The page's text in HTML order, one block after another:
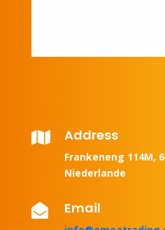
 Address
Frankeneng 114M,
Niederlande
 Email